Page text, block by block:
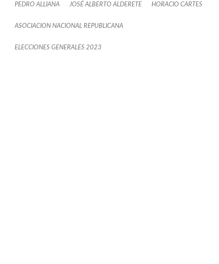
PEDRO ALLIANA JOSÉ ALBERTO ALDERETE HORACIO CARTES
ASOCIACION NACIONAL REPUBLICANA
ELECCIONES GENERALES 2023